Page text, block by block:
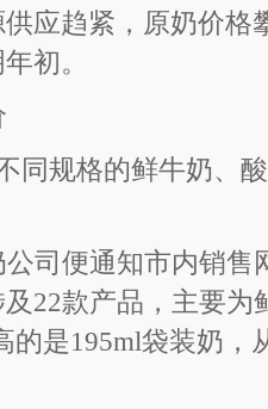
应趋紧，原奶价格
初。
同规格的鲜牛奶、
司便通知市内销售
22款产品，主要
的是195ml袋装奶，